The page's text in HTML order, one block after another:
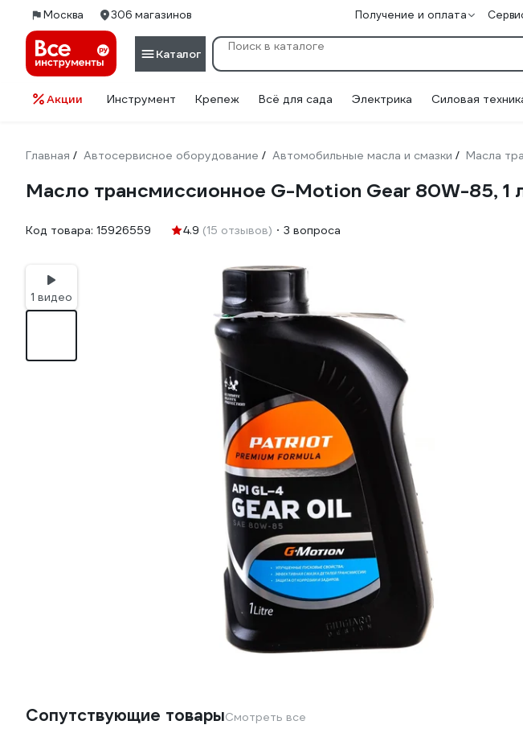
Москва 306 магазинов Получение и оплата
Каталог
Акции Инструмент Крепеж Всё для сада Электрика Силовая
Главная / Автосервисное оборудование / Автомобильные масла и смазки / Масла
Масло трансмиссионное G-Motion Gear 80W-85, 1
Код товара: 15926559 4.9 (15 отзывов) 3 вопроса
1 видео
Сопутствующие товарыСмотреть все